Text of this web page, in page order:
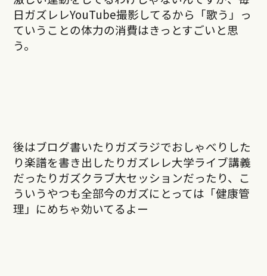
日ガズレレYouTube撮影してるから「歌う」っ
ていうことの体力の消費はきっとすごいと思
う。
後はブログ書いたりガズラジでおしゃべりした
り楽譜を書き出したりガズレレ大学ライブ講義
だったりガズクラブ大セッションだったり、こ
ういうやつも全部今のガズにとっては「健康管
理」にめちゃ効いてるよー